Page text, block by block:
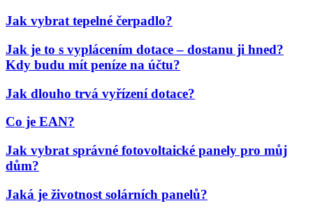
Jak vybrat tepelné čerpadlo?
Jak je to s vyplácením dotace – dostanu ji hned?
Kdy budu mít peníze na účtu?
Jak dlouho trvá vyřízení dotace?
Co je EAN?
Jak vybrat správné fotovoltaické panely pro můj
dům?
Jaká je životnost solárních panelů?